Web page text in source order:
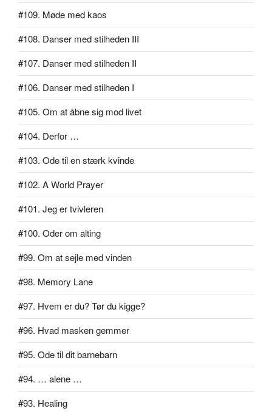
#109. Møde med kaos
#108. Danser med stilheden III
#107. Danser med stilheden II
#106. Danser med stilheden I
#105. Om at åbne sig mod livet
#104. Derfor …
#103. Ode til en stærk kvinde
#102. A World Prayer
#101. Jeg er tvivleren
#100. Oder om alting
#99. Om at sejle med vinden
#98. Memory Lane
#97. Hvem er du? Tør du kigge?
#96. Hvad masken gemmer
#95. Ode til dit barnebarn
#94. … alene …
#93. Healing